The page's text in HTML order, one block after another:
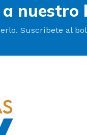
nuestro
Suscríbete al